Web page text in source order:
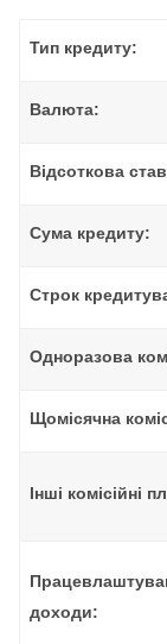
Тип кредиту:
Валюта:
Відсоткова
Сума кредиту:
Строк
Одноразова
Щомісячна
Інші комісійні
доходи: